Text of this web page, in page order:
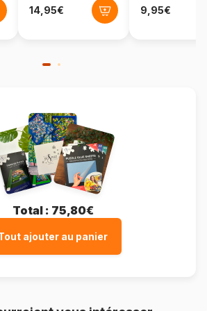
Total : 75,80€
ajouter au panier